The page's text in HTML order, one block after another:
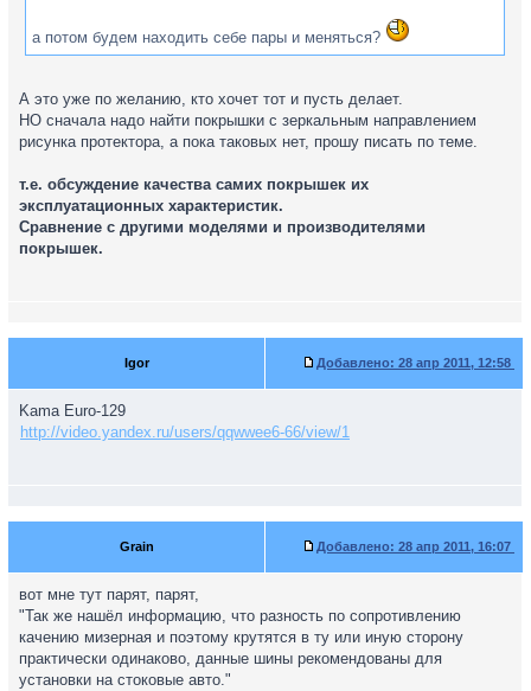
а потом будем находить себе пары и меняться?
А это уже по желанию, кто хочет тот и пусть делает.
НО сначала надо найти покрышки с зеркальным направлением
рисунка протектора, а пока таковых нет, прошу писать по теме.
т.е. обсуждение качества самих покрышек их
эксплуатационных характеристик.
Сравнение с другими моделями и производителями
покрышек.
Igor Добавлено: 28 апр 2011, 12:58
Kama Euro-129
http://video.yandex.ru/users/qqwwee6-66/view/1
Grain Добавлено: 28 апр 2011, 16:07
вот мне тут парят, парят,
"Так же нашёл информацию, что разность по сопротивлению
качению мизерная и поэтому крутятся в ту или иную сторону
практически одинаково, данные шины рекомендованы для
установки на стоковые авто."